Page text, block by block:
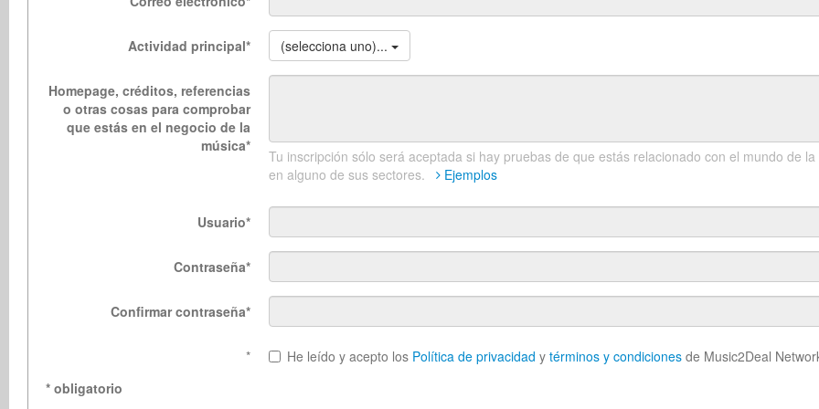
Actividad principal* (selecciona uno)...
Homepage, créditos, referencias
o otras cosas para comprobar
que estás en el negocio de la
música*
Tu inscripción sólo será aceptada si hay pruebas de que estás relacionado con el mundo de
en alguno de sus sectores. Ejemplos
Usuario*
Contraseña*
Confirmar contraseña*
* He leído y acepto los Política de privacidad ytérminos y condiciones de Music2Deal
* obligatorio